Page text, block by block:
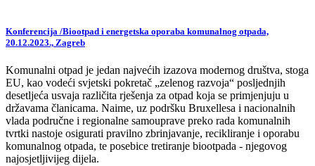
Konferencija /Biootpad i energetska oporaba komunalnog otpada,
20.12.2023., Zagreb
Komunalni otpad je jedan najvećih izazova modernog društva, stoga
EU, kao vodeći svjetski pokretač „zelenog razvoja“ posljednjih
desetljeća usvaja različita rješenja za otpad koja se primjenjuju u
državama članicama. Naime, uz podršku Bruxellesa i nacionalnih
vlada područne i regionalne samouprave preko rada komunalnih
tvrtki nastoje osigurati pravilno zbrinjavanje, recikliranje i oporabu
komunalnog otpada, te posebice tretiranje biootpada - njegovog
najosjetljivijeg dijela.